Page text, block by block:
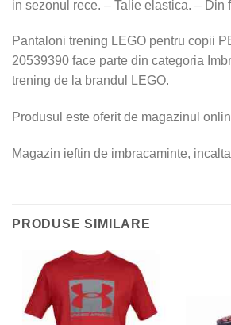
in sezonul rece. – Talie elastica. – Din
Pantaloni trening LEGO pentru copii
20539390 face parte din categoria
trening de la brandul LEGO.
Produsul este oferit de magazinul
Magazin ieftin de imbracaminte,
PRODUSE SIMILARE